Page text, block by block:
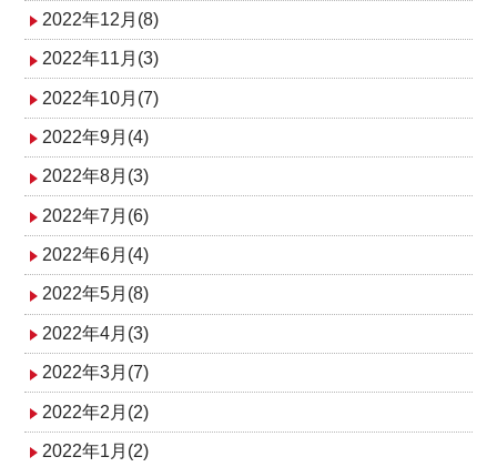
2022年12月(8)
2022年11月(3)
2022年10月(7)
2022年9月(4)
2022年8月(3)
2022年7月(6)
2022年6月(4)
2022年5月(8)
2022年4月(3)
2022年3月(7)
2022年2月(2)
2022年1月(2)